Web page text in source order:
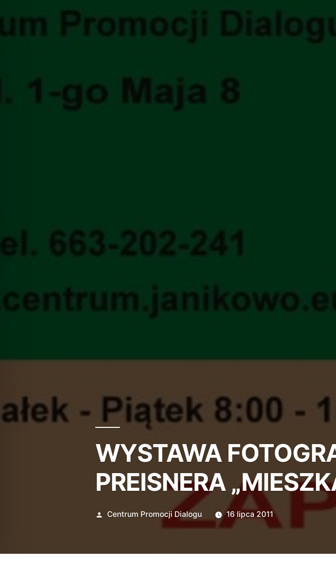
WYSTAWA
PREISNERA
Opublikowane
Centrum Promocji Dialogu 16 lipca 2011